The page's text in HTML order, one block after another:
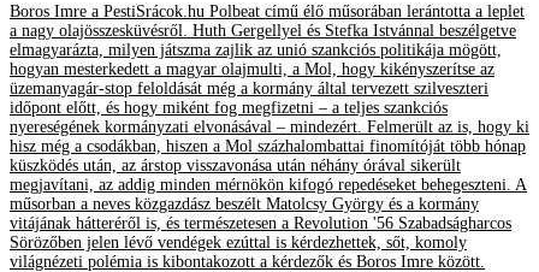
Boros Imre a PestiSrácok.hu Polbeat című élő műsorában lerántotta a leplet
a nagy olajösszesküvésről. Huth Gergellyel és Stefka Istvánnal beszélgetve
elmagyarázta, milyen játszma zajlik az unió szankciós politikája mögött,
hogyan mesterkedett a magyar olajmulti, a Mol, hogy kikényszerítse az
üzemanyagár-stop feloldását még a kormány által tervezett szilveszteri
időpont előtt, és hogy miként fog megfizetni – a teljes szankciós
nyereségének kormányzati elvonásával – mindezért. Felmerült az is, hogy ki
hisz még a csodákban, hiszen a Mol százhalombattai finomítóját több hónap
küszködés után, az árstop visszavonása után néhány órával sikerült
megjavítani, az addig minden mérnökön kifogó repedéseket behegeszteni. A
műsorban a neves közgazdász beszélt Matolcsy György és a kormány
vitájának hátteréről is, és természetesen a Revolution '56 Szabadságharcos
Sörözőben jelen lévő vendégek ezúttal is kérdezhettek, sőt, komoly
világnézeti polémia is kibontakozott a kérdezők és Boros Imre között.